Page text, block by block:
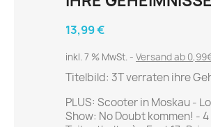
Gute Fahrt
Klassik Motorrad
MO Zeitschrift
13,99 €
inkl. 7 % MwSt. Versand ab
Titelbild: 3T verraten ihre
PLUS: Scooter in Moskau -
Show: No Doubt kommen! -